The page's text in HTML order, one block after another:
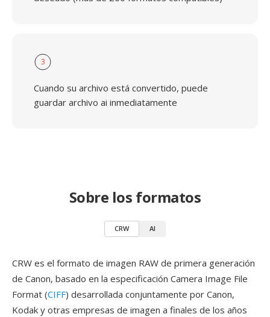
3
Cuando su archivo está convertido, puede
guardar archivo ai inmediatamente
Sobre los formatos
CRW AI
CRW es el formato de imagen RAW de primera generación
de Canon, basado en la especificación Camera Image File
Format (CIFF) desarrollada conjuntamente por Canon,
Kodak y otras empresas de imagen a finales de los años